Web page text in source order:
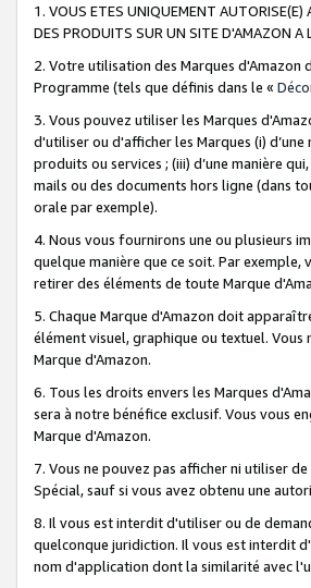
1. VOUS ETES UNIQUEMENT AUTORISE(E)
DES PRODUITS SUR UN SITE D'AMAZON A
2. Votre utilisation des Marques d'Amazon
Programme (tels que définis dans le «
3. Vous pouvez utiliser les Marques
d'utiliser ou d'afficher les Marques (i)
produits ou services ; (iii) d’une manière
mails ou des documents hors ligne (dans
orale par exemple).
4. Nous vous fournirons une ou plusieurs
quelque manière que ce soit. Par
retirer des éléments de toute Marque
5. Chaque Marque d'Amazon doit
élément visuel, graphique ou textuel.
Marque d'Amazon.
6. Tous les droits envers les Marques
sera à notre bénéfice exclusif. Vous vous
Marque d'Amazon.
7. Vous ne pouvez pas afficher ni utiliser
Spécial, sauf si vous avez obtenu une
8. Il vous est interdit d'utiliser ou de
quelconque juridiction. Il vous est interdit
nom d'application dont la similarité avec